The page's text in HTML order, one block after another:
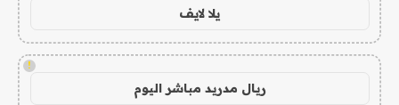
يلا لايف
!
ريال مدريد مباشر اليوم